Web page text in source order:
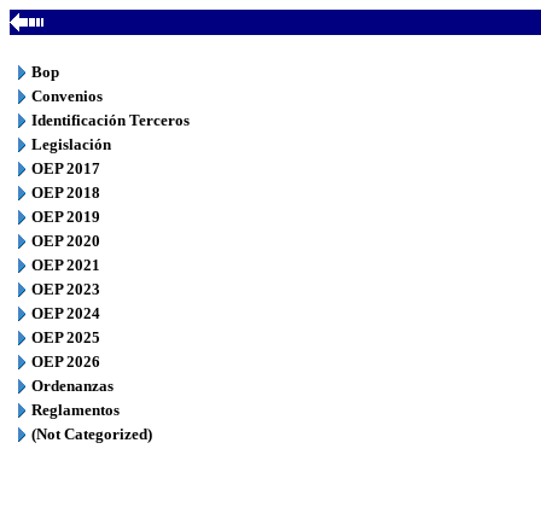
Bop
Convenios
Identificación Terceros
Legislación
OEP 2017
OEP 2018
OEP 2019
OEP 2020
OEP 2021
OEP 2023
OEP 2024
OEP 2025
OEP 2026
Ordenanzas
Reglamentos
(Not Categorized)